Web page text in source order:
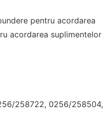
pentru acordarea
acordarea suplimentelor
258722, 0256/258504,